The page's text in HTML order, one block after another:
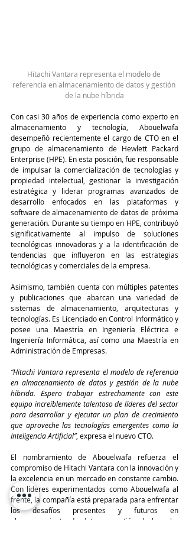
Hitachi Vantara representa el modelo de
referencia en almacenamiento de datos y gestión
de la nube híbrida
Con casi 30 años de experiencia como experto en
almacenamiento y tecnología, Abouelwafa
desempeñó recientemente el cargo de CTO en el
grupo de almacenamiento de Hewlett Packard
Enterprise (HPE). En esta posición, fue responsable
de impulsar la comercialización de tecnologías y
propiedad intelectual, gestionar la investigación
estratégica y liderar programas avanzados de
desarrollo enfocados en las plataformas y
software de almacenamiento de datos de próxima
generación. Durante su tiempo en HPE, contribuyó
significativamente al impulso de soluciones
tecnológicas innovadoras y a la identificación de
tendencias que influyeron en las estrategias
tecnológicas y comerciales de la empresa.
Asimismo, también cuenta con múltiples patentes
y publicaciones que abarcan una variedad de
sistemas de almacenamiento, arquitecturas y
tecnologías. Es Licenciado en Control Informático y
posee una Maestría en Ingeniería Eléctrica e
Ingeniería Informática, así como una Maestría en
Administración de Empresas.
“Hitachi Vantara representa el modelo de referencia
en almacenamiento de datos y gestión de la nube
híbrida. Espero trabajar estrechamente con este
equipo increíblemente talentoso de líderes del sector
para desarrollar y ejecutar un plan de crecimiento
que aproveche las tecnologías emergentes como la
Inteligencia Artificial”, expresa el nuevo CTO.
El nombramiento de Abouelwafa refuerza el
compromiso de Hitachi Vantara con la innovación y
la excelencia en un mercado en constante cambio.
Con líderes experimentados como Abouelwafa al
frente, la compañía está preparada para enfrentar
los desafíos presentes y futuros en
almacenamiento de datos y gestión de la nube